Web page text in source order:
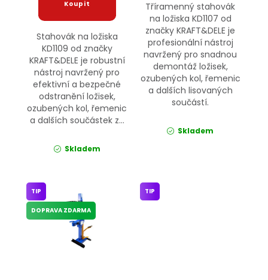
Stahovák na ložiska
KD1109 od značky
KRAFT&DELE je robustní
nástroj navržený pro
efektivní a bezpečné
odstranění ložisek,
ozubených kol, řemenic
a dalších součástek z...
Skladem
Tříramenný stahovák
na ložiska KD1107 od
značky KRAFT&DELE je
profesionální nástroj
navržený pro snadnou
demontáž ložisek,
ozubených kol, řemenic
a dalších lisovaných
součástí.
Skladem
TIP
DOPRAVA ZDARMA
TIP